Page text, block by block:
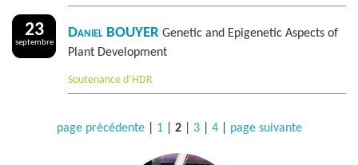
23
septembre
Daniel BOUYER Genetic and Epigenetic Aspects of
Plant Development
Soutenance d’HDR
page précédente| 1| 2| 3| 4| page suivante